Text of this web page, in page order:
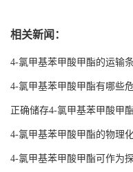
相关新闻：
4-氯甲基苯甲酸甲酯的运输
4-氯甲基苯甲酸甲酯有哪些危
正确储存4-氯甲基苯甲酸甲
4-氯甲基苯甲酸甲酯的物理
4-氯甲基苯甲酸甲酯可作为